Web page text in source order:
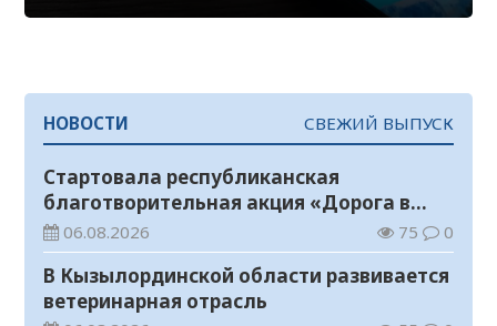
НОВОСТИ СВЕЖИЙ ВЫПУСК
Стартовала республиканская
благотворительная акция «Дорога в
школу»
06.08.2026 75 0
В Кызылординской области развивается
ветеринарная отрасль